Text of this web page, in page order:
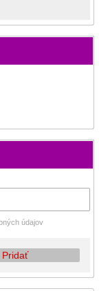
údajov
Pridať